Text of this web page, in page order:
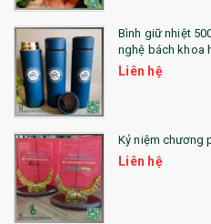
Bình giữ nhiệt
nghệ bách khoa
Liên hệ
Kỷ niệm chương
Liên hệ